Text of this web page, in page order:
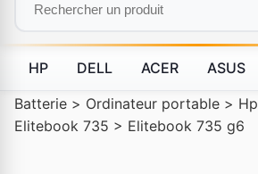
HP DELL ACER ASUS
Batterie > Ordinateur portable > Hp
Elitebook 735 > Elitebook 735 g6